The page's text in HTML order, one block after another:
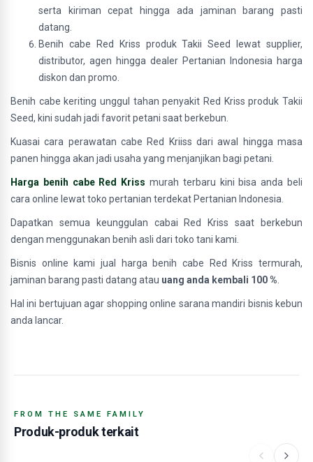
serta kiriman cepat hingga ada jaminan barang pasti
datang.
Benih cabe Red Kriss produk Takii Seed lewat supplier,
distributor, agen hingga dealer Pertanian Indonesia harga
diskon dan promo.
Benih cabe keriting unggul tahan penyakit Red Kriss produk Takii
Seed, kini sudah jadi favorit petani saat berkebun.
Kuasai cara perawatan cabe Red Kriiss dari awal hingga masa
panen hingga akan jadi usaha yang menjanjikan bagi petani.
Harga benih cabe Red Kriss murah terbaru kini bisa anda beli
cara online lewat toko pertanian terdekat Pertanian Indonesia.
Dapatkan semua keunggulan cabai Red Kriss saat berkebun
dengan menggunakan benih asli dari toko tani kami.
Bisnis online kami jual harga benih cabe Red Kriss termurah,
jaminan barang pasti datang atau uang anda kembali 100 %
Hal ini bertujuan agar shopping online sarana mandiri bisnis kebun
anda lancar.
FROM THE SAME FAMILY
Produk-produk terkait